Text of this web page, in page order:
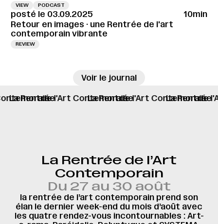
VIEW PODCAST
posté le 03.09.2025
10min
Retour en images · une Rentrée de l'art
contemporain vibrante
REVIEW
Voir le journal
La Rentrée de l’Art
Contemporain
Du 27 au 30 août
la rentrée de l’art contemporain prend son
élan le dernier week-end du mois d’août avec
les quatre rendez-vous incontournables : Art-
Contemorainde l'Art Contemorain
La Rentrée de l'Art Contemorain
La Rentrée